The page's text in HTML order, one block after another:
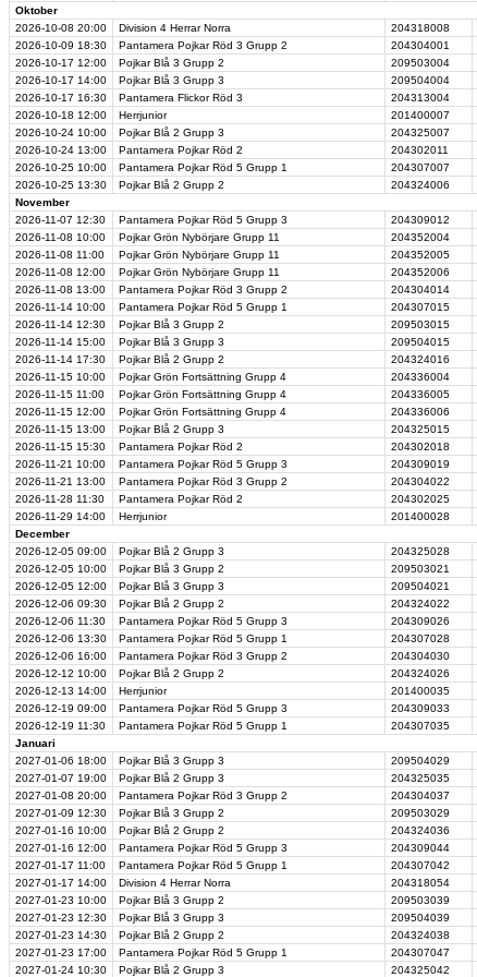
Oktober
2026-10-08 20:00 Division 4 Herrar Norra 204318008
2026-10-09 18:30 Pantamera Pojkar Röd 3 Grupp 2 204304001
2026-10-17 12:00 Pojkar Blå 3 Grupp 2 209503004
2026-10-17 14:00 Pojkar Blå 3 Grupp 3 209504004
2026-10-17 16:30 Pantamera Flickor Röd 3 204313004
2026-10-18 12:00 Herrjunior 201400007
2026-10-24 10:00 Pojkar Blå 2 Grupp 3 204325007
2026-10-24 13:00 Pantamera Pojkar Röd 2 204302011
2026-10-25 10:00 Pantamera Pojkar Röd 5 Grupp 1 204307007
2026-10-25 13:30 Pojkar Blå 2 Grupp 2 204324006
November
2026-11-07 12:30 Pantamera Pojkar Röd 5 Grupp 3 204309012
2026-11-08 10:00 Pojkar Grön Nybörjare Grupp 11 204352004
2026-11-08 11:00 Pojkar Grön Nybörjare Grupp 11 204352005
2026-11-08 12:00 Pojkar Grön Nybörjare Grupp 11 204352006
2026-11-08 13:00 Pantamera Pojkar Röd 3 Grupp 2 204304014
2026-11-14 10:00 Pantamera Pojkar Röd 5 Grupp 1 204307015
2026-11-14 12:30 Pojkar Blå 3 Grupp 2 209503015
2026-11-14 15:00 Pojkar Blå 3 Grupp 3 209504015
2026-11-14 17:30 Pojkar Blå 2 Grupp 2 204324016
2026-11-15 10:00 Pojkar Grön Fortsättning Grupp 4 204336004
2026-11-15 11:00 Pojkar Grön Fortsättning Grupp 4 204336005
2026-11-15 12:00 Pojkar Grön Fortsättning Grupp 4 204336006
2026-11-15 13:00 Pojkar Blå 2 Grupp 3 204325015
2026-11-15 15:30 Pantamera Pojkar Röd 2 204302018
2026-11-21 10:00 Pantamera Pojkar Röd 5 Grupp 3 204309019
2026-11-21 13:00 Pantamera Pojkar Röd 3 Grupp 2 204304022
2026-11-28 11:30 Pantamera Pojkar Röd 2 204302025
2026-11-29 14:00 Herrjunior 201400028
December
2026-12-05 09:00 Pojkar Blå 2 Grupp 3 204325028
2026-12-05 10:00 Pojkar Blå 3 Grupp 2 209503021
2026-12-05 12:00 Pojkar Blå 3 Grupp 3 209504021
2026-12-06 09:30 Pojkar Blå 2 Grupp 2 204324022
2026-12-06 11:30 Pantamera Pojkar Röd 5 Grupp 3 204309026
2026-12-06 13:30 Pantamera Pojkar Röd 5 Grupp 1 204307028
2026-12-06 16:00 Pantamera Pojkar Röd 3 Grupp 2 204304030
2026-12-12 10:00 Pojkar Blå 2 Grupp 2 204324026
2026-12-13 14:00 Herrjunior 201400035
2026-12-19 09:00 Pantamera Pojkar Röd 5 Grupp 3 204309033
2026-12-19 11:30 Pantamera Pojkar Röd 5 Grupp 1 204307035
Januari
2027-01-06 18:00 Pojkar Blå 3 Grupp 3 209504029
2027-01-07 19:00 Pojkar Blå 2 Grupp 3 204325035
2027-01-08 20:00 Pantamera Pojkar Röd 3 Grupp 2 204304037
2027-01-09 12:30 Pojkar Blå 3 Grupp 2 209503029
2027-01-16 10:00 Pojkar Blå 2 Grupp 2 204324036
2027-01-16 12:00 Pantamera Pojkar Röd 5 Grupp 3 204309044
2027-01-17 11:00 Pantamera Pojkar Röd 5 Grupp 1 204307042
2027-01-17 14:00 Division 4 Herrar Norra 204318054
2027-01-23 10:00 Pojkar Blå 3 Grupp 2 209503039
2027-01-23 12:30 Pojkar Blå 3 Grupp 3 209504039
2027-01-23 14:30 Pojkar Blå 2 Grupp 2 204324038
2027-01-23 17:00 Pantamera Pojkar Röd 5 Grupp 1 204307047
2027-01-24 10:30 Pojkar Blå 2 Grupp 3 204325042